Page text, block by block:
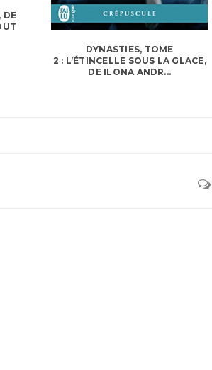
DE
DYNASTIES, TOME
2 : L’ÉTINCELLE SOUS LA GLACE,
DE ILONA ANDR...